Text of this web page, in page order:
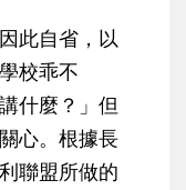
此自省，以
校乖不
什麼？」但
心。根據長
聯盟所做的